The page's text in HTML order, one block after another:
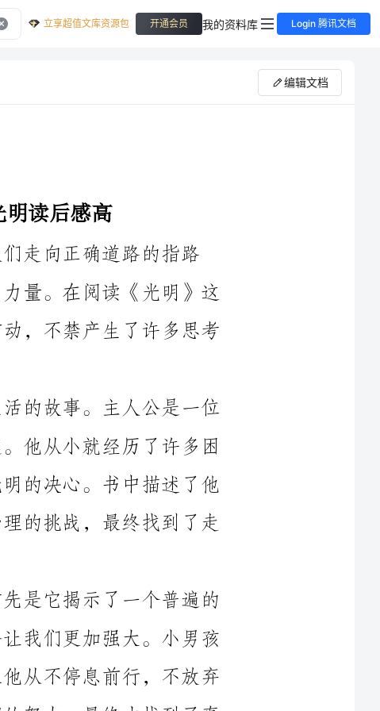
立享超值文库资源包 开通会员 我的资料库 Login 腾讯文档
编辑文档
其次，这本书还给我启示，即每个人都有自己的光明。每个
光明是走出黑暗的希望，是引导人们走向正确道路的指路
本书后，我深深被其中蕴含的力量所打动，不禁产生了许多思考
在黑暗中摸索的过程，通过勇敢面对心理的挑战，最终找到了走
这本书给我留下了深刻的印象，首先是它揭示了一个普遍的
真理——人生中经历的挫折和困难只会让我们更加强大。小男孩
正的光明。这使我深刻认识到，无论何时何地，只要我们坚持追